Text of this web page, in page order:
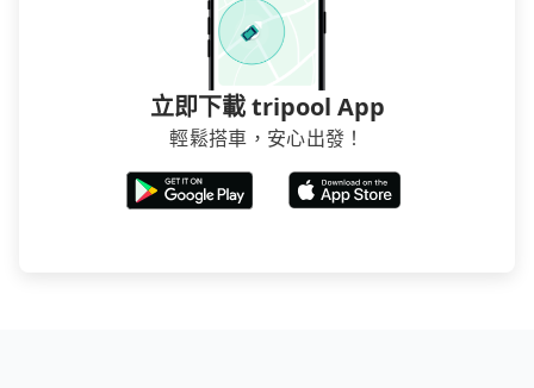
立即下載 tripool App
輕鬆搭車，安心出發！